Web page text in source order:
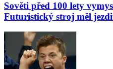
Sověti před 100 lety
Futuristický stroj měl